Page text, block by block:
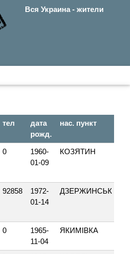
Вся Украина - жители
тел
дата
рожд.
нас. пункт
0
1960-
01-09
КОЗЯТИН
92858
1972-
01-14
ДЗЕРЖИНСЬК
0
1965-
11-04
ЯКИМІВКА